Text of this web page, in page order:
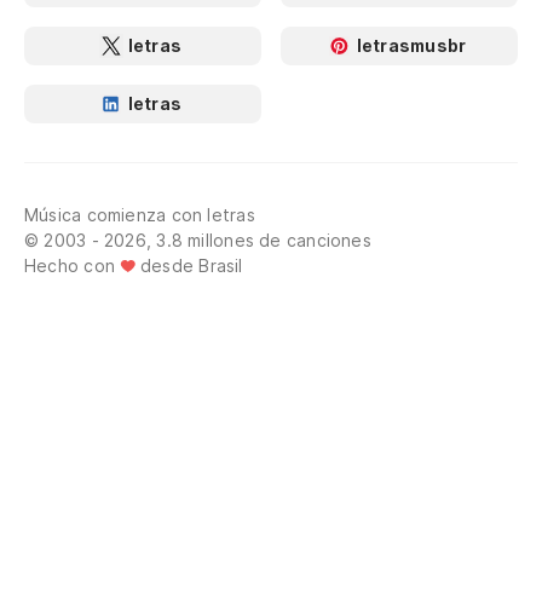
letras letrasmusbr
letras
Música comienza con letras
© 2003 - 2026, 3.8 millones de canciones
Hecho con
desde Brasil